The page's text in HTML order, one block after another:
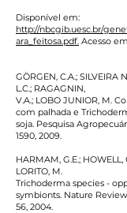
Disponível em:
http://nbcgib.uesc.br/
ara_feitosa.pdf. Acesso
GÖRGEN, C.A.; SILVEIRA
L.C.; RAGAGNIN,
V.A.; LOBO JUNIOR, M.
com palhada e
soja. Pesquisa
1590, 2009.
HARMAM, G.E.; HOWELL,
LORITO, M.
Trichoderma species -
symbionts. Nature
56, 2004.